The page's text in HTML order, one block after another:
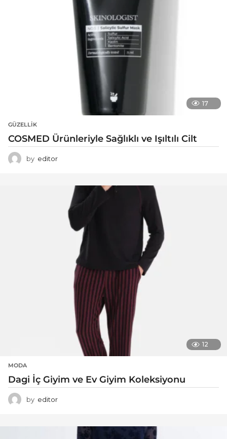
17
GÜZELLIK
COSMED Ürünleriyle Sağlıklı ve Işıltılı Cilt
by editor
12
MODA
Dagi İç Giyim ve Ev Giyim Koleksiyonu
by editor